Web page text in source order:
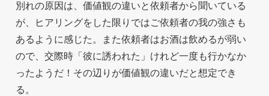
別れの原因は、価値観の違いと依頼者から聞いている
が、ヒアリングをした限りではご依頼者の我の強さも
あるように感じた。また依頼者はお酒は飲めるが弱い
ので、交際時「彼に誘われた」けれど一度も行かなか
ったようだ！その辺りが価値観の違いだと想定でき
る。